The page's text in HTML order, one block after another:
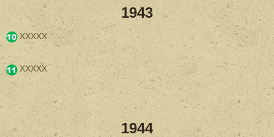
1943
XXXXX
XXXXX
1944